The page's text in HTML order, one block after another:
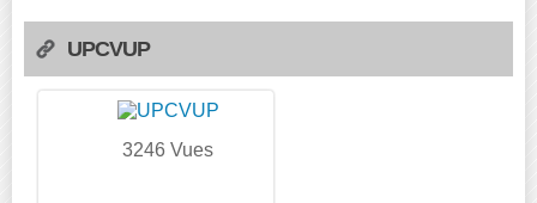
UPCVUP
3246 Vues